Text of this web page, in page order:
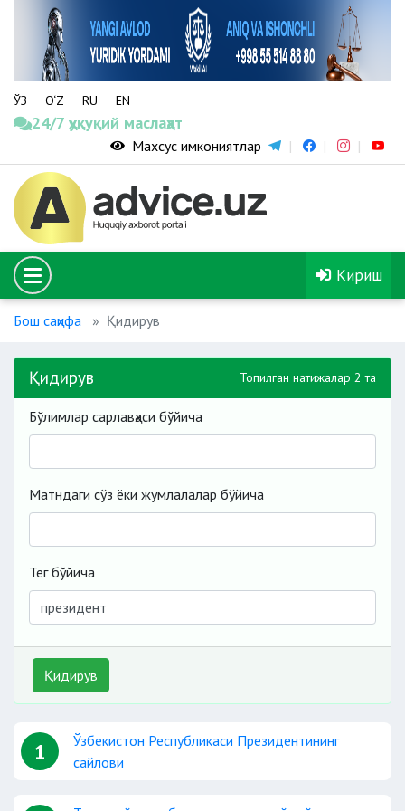
ЎЗ O‘Z RU EN
24/7 ҳуқуқий маслаҳат
Махсус имкониятлар
Кириш
Бош саҳифа Қидирув
Қидирув Топилган натижалар 2 та
Бўлимлар сарлавҳаси бўйича
Матндаги сўз ёки жумлалалар бўйича
Тег бўйича
Қидирув
1
Ўзбекистон Республикаси Президентининг
сайлови